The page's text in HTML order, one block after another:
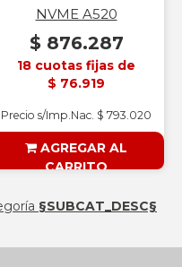
NVME A520
$ 876.287
18 cuotas fijas de
$ 76.919
Precio s/Imp.Nac. $ 793.020
AGREGAR AL
CARRITO
§SUBCAT_DESC§